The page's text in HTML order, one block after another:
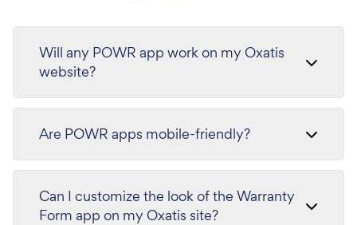
Will any POWR app work on my Oxatis
website?
Are POWR apps mobile-friendly?
Can I customize the look of the Warranty
Form app on my Oxatis site?